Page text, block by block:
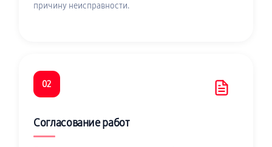
причину неисправности.
02
Согласование работ